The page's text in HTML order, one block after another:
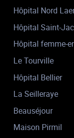
Hôpital Nord
Hôpital Saint-
Hôpital femme-
Le Tourville
Hôpital Bellier
La Seilleraye
Beauséjour
Maison Pirmil